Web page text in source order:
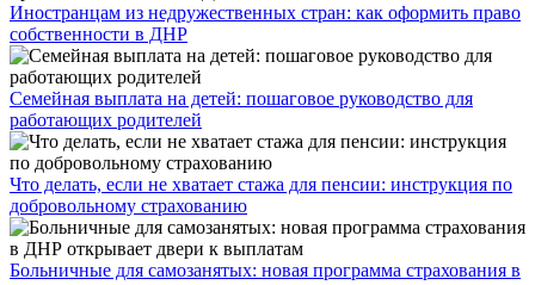
Иностранцам из недружественных стран: как оформить право
собственности в ДНР
Семейная выплата на детей: пошаговое руководство для
работающих родителей
Что делать, если не хватает стажа для пенсии: инструкция по
добровольному страхованию
Больничные для самозанятых: новая программа страхования в